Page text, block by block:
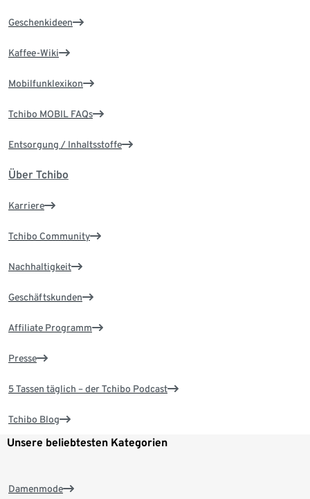
Geschenkideen
Kaffee-Wiki
Mobilfunklexikon
Tchibo MOBIL FAQs
Entsorgung / Inhaltsstoffe
Über Tchibo
Karriere
Tchibo Community
Nachhaltigkeit
Geschäftskunden
Affiliate Programm
Presse
5 Tassen täglich – der Tchibo Podcast
Tchibo Blog
Unsere beliebtesten Kategorien
Damenmode